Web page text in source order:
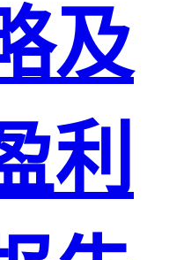
及
利